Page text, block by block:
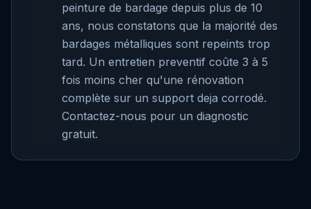
peinture de bardage depuis plus de 10
ans, nous constatons que la majorité des
bardages métalliques sont repeints trop
tard. Un entretien preventif coûte 3 à 5
fois moins cher qu'une rénovation
complète sur un support deja corrodé.
Contactez-nous pour un diagnostic
gratuit.